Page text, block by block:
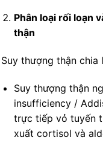
Phân loại rối loạn
thận
Suy thượng thận chia
Suy thượng thận
insufficiency /
trực tiếp vỏ tuyến
xuất cortisol và